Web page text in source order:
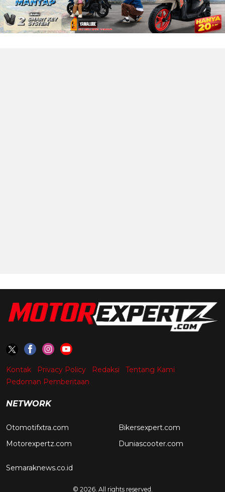
Kontak Privacy Policy Redaksi
Tentang Kami
Pedoman Pemberitaan
NETWORK
Otomotifxtra.com
Motorexpertz.com
Bikersexpert.com
Duniascooter.com
Semaraknews.co.id
© 2026. All rights reserved.